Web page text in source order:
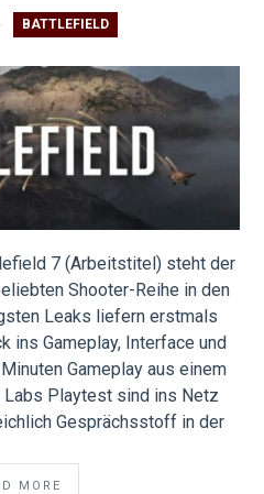
BATTLEFIELD
7 (Arbeitstitel) steht der
Shooter-Reihe in den
Leaks liefern erstmals
ins Gameplay, Interface und
Gameplay aus einem
Playtest sind ins Netz
Gesprächsstoff in der
MORE